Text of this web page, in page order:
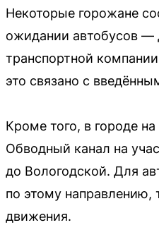
Некоторые горожане
ожидании автобусов —
транспортной
это связано с
Кроме того, в городе
Обводный канал на
до Вологодской. Для
по этому
движения.